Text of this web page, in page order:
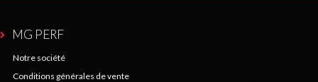
MG PERF
Notre société
Conditions générales de vente